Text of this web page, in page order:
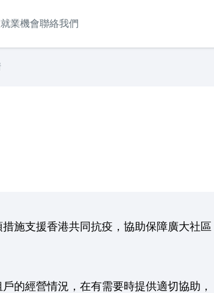
就業機會聯絡我們
施支援香港共同抗疫，協助保障廣大社區
的經營情況，在有需要時提供適切協助，